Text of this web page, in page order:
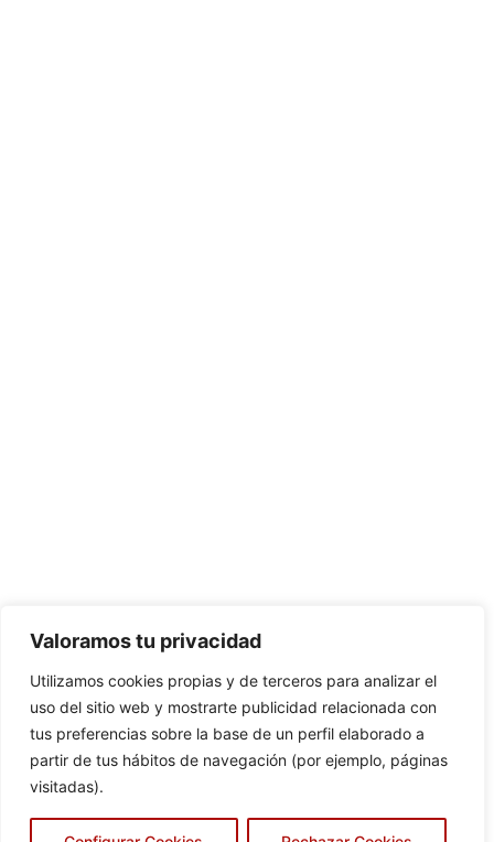
Valoramos tu privacidad
Utilizamos cookies propias y de terceros para analizar el
uso del sitio web y mostrarte publicidad relacionada con
tus preferencias sobre la base de un perfil elaborado a
partir de tus hábitos de navegación (por ejemplo, páginas
visitadas).